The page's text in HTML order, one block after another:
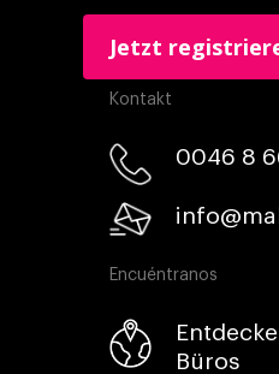
Kontakt
0046 8
Encuéntranos
Büros